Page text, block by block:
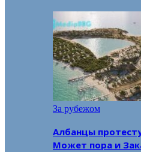
За рубежом
Албанцы
Может пора и